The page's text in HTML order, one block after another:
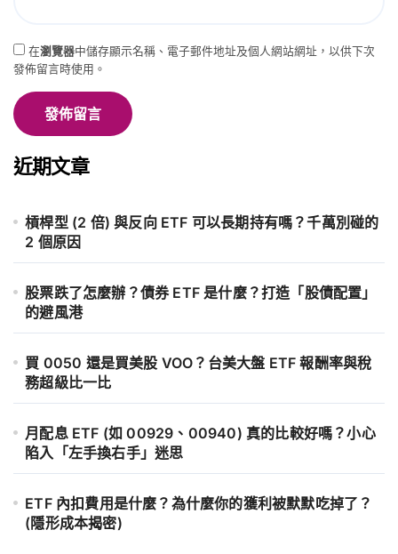
在瀏覽器中儲存顯示名稱、電子郵件地址及個人網站網址，以供下次
發佈留言時使用。
近期文章
槓桿型 (2 倍) 與反向 ETF 可以長期持有嗎？千萬別碰的
2 個原因
股票跌了怎麼辦？債券 ETF 是什麼？打造「股債配置」
的避風港
買 0050 還是買美股 VOO？台美大盤 ETF 報酬率與稅
務超級比一比
月配息 ETF (如 00929、00940) 真的比較好嗎？小心
陷入「左手換右手」迷思
ETF 內扣費用是什麼？為什麼你的獲利被默默吃掉了？
(隱形成本揭密)